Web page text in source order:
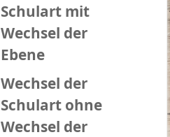
Schulart mit
Wechsel der
Ebene
Wechsel der
Schulart ohne
Wechsel der